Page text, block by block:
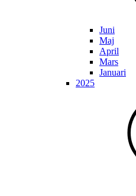
Juni
Maj
April
Mars
Januari
2025